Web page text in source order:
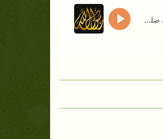
زواج النبي صلى الله عليه وسلم من السيدة خديجة